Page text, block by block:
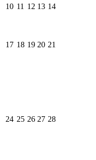
10 11 12 13 14
17 18 19 20 21
24 25 26 27 28